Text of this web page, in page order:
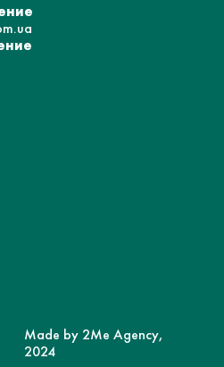
Made by 2Me Agency,
2024